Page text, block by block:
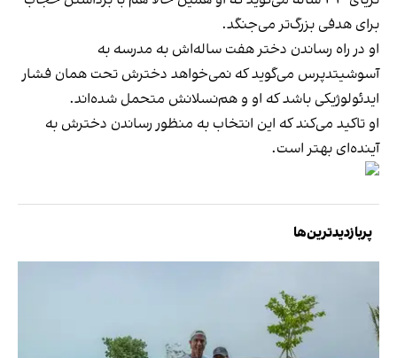
برای هدفی بزرگ‌تر می‌جنگد.
او در راه رساندن دختر هفت ساله‌اش به مدرسه به
آسوشیتدپرس می‌گوید که نمی‌خواهد دخترش تحت همان فشار
ایدئولوژیکی باشد که او و هم‌نسلانش متحمل شده‌اند.
او تاکید می‌کند که این انتخاب به منظور رساندن دخترش به
آینده‌ای بهتر است.
پربازدیدترین‌ها